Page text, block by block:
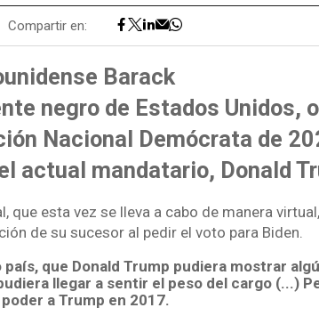
Compartir en:
Barack
negro de Estados Unidos,
Nacional Demócrata de
actual mandatario, Donald
que esta vez se lleva a cabo de manera
de su sucesor al pedir el voto para Biden.
que Donald Trump pudiera mostrar
llegar a sentir el peso del cargo (...)
a Trump en 2017.